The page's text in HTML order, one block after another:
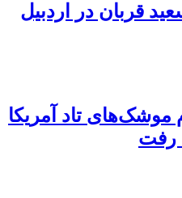
قربان در اردبیل
موشک‌های تاد آمریکا